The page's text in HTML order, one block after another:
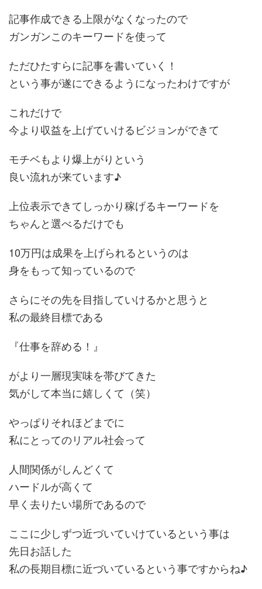
記事作成できる上限がなくなったので
ガンガンこのキーワードを使って
ただひたすらに記事を書いていく！
という事が遂にできるようになったわけですが
これだけで
今より収益を上げていけるビジョンができて
モチベもより爆上がりという
良い流れが来ています♪
上位表示できてしっかり稼げるキーワードを
ちゃんと選べるだけでも
10万円は成果を上げられるというのは
身をもって知っているので
さらにその先を目指していけるかと思うと
私の最終目標である
『仕事を辞める！』
がより一層現実味を帯びてきた
気がして本当に嬉しくて（笑）
やっぱりそれほどまでに
私にとってのリアル社会って
人間関係がしんどくて
ハードルが高くて
早く去りたい場所であるので
ここに少しずつ近づいていけているという事は
先日お話した
私の長期目標に近づいているという事ですからね♪